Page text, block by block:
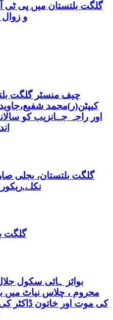
گلگت بلتستان میں پی ٹی
و زوال
چیف منسٹر گلگت
کیپٹن(ر)محمد
اور راجہ جہانزیب کو
گلگت
بوائز ہائی سکول
محروم ، چلاس نیاٹ
کی موت اور خاتون ڈاکٹر